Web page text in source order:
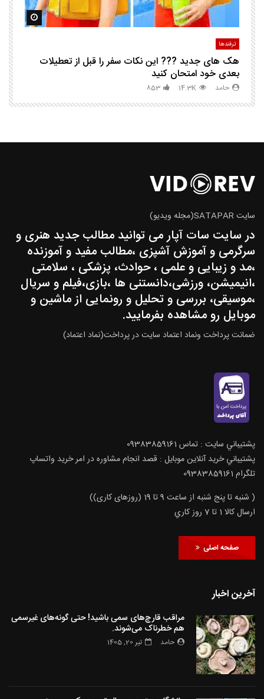
مشاهده
ترفندها
هک های جدید ??️? این نکات سفر را قبل از تعطیلات
بعدی خود امتحان کنید
حامد 14.3K
853
مشاهده بعدا
سایت SATAPAR(مجله ویدیو)
در سایت سات آپار می توانید مطالب جدید هنری و
سرگرمی و آموزش آشپزی ،مطالب مفید و آموزنده
،مد و زیبایی و علمی ، حوادث، پزشکی ، سلامتی
،انیمیشن، ورزشی،دانستنی ها ،بازی،فیلم و سریال
،موسیقی، بررسی و تحلیل و رونمایی از ماشین و
موبایل رو مشاهده بفرمایید.
ضمانت پرداخت ونماد اعتماد سایت در پرداخت(نماد اعتماد)
پشتيباني سايت : تماس 09383859161
پشتيباني خريد آنلاين موبايل : قصد انجام مشاوره در امر خرید واتساپ
تلگرام 09383859161
( شنبه تا پنج شنبه از ساعت 9 تا 19 (روزهای کاری))
ارسال كالا 1 تا 7 روز كاري
صفحه اصلی
آخرین اخبار
مراقب قارچ‌های سمی باشید! حتی گونه‌های غیرسمی
هم خطرناک می‌شوند.
حامد تیر 20, 1405